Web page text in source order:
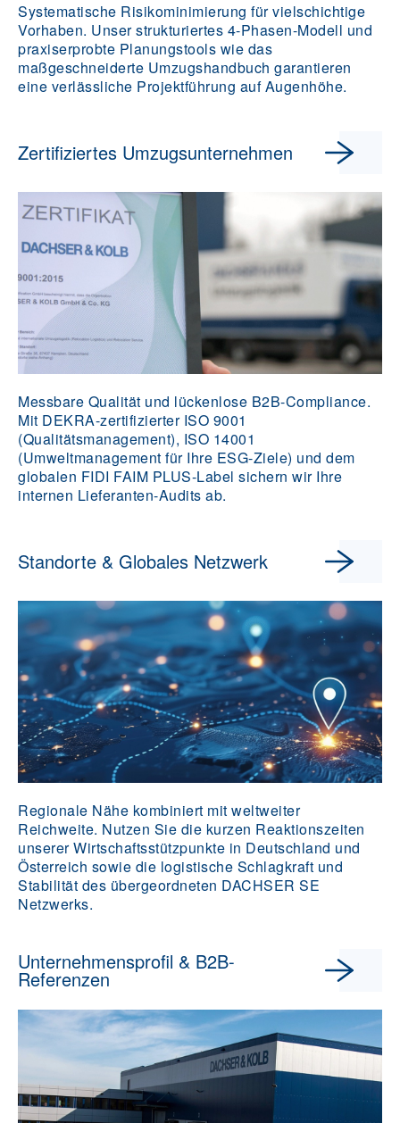
Systematische Risikominimierung für vielschichtige
Vorhaben. Unser strukturiertes 4-Phasen-Modell und
praxiserprobte Planungstools wie das
maßgeschneiderte Umzugshandbuch garantieren
eine verlässliche Projektführung auf Augenhöhe.
Zertifiziertes Umzugsunternehmen
Messbare Qualität und lückenlose B2B-Compliance.
Mit DEKRA-zertifizierter ISO 9001
(Qualitätsmanagement), ISO 14001
(Umweltmanagement für Ihre ESG-Ziele) und dem
globalen FIDI FAIM PLUS-Label sichern wir Ihre
internen Lieferanten-Audits ab.
Standorte & Globales Netzwerk
Regionale Nähe kombiniert mit weltweiter
Reichweite. Nutzen Sie die kurzen Reaktionszeiten
unserer Wirtschaftsstützpunkte in Deutschland und
Österreich sowie die logistische Schlagkraft und
Stabilität des übergeordneten DACHSER SE
Netzwerks.
Unternehmensprofil & B2B-
Referenzen